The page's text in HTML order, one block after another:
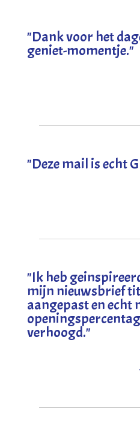
"Dank voor het
geniet-momentje."
"Deze mail is echt
"Ik heb
mijn nieuwsbrief
aangepast en echt
verhoogd."